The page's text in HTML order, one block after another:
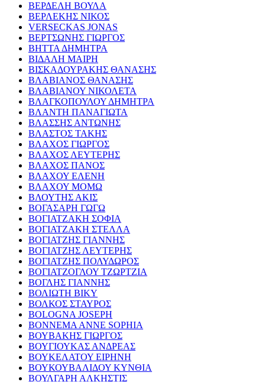
ΒΕΡΔΕΛΗ ΒΟΥΛΑ
ΒΕΡΛΕΚΗΣ ΝΙΚΟΣ
VERSECKAS JONAS
ΒΕΡΤΣΩΝΗΣ ΓΙΩΡΓΟΣ
ΒΗΤΤΑ ΔΗΜΗΤΡΑ
ΒΙΔΑΛΗ ΜΑΙΡΗ
ΒΙΣΚΑΔΟΥΡΑΚΗΣ ΘΑΝΑΣΗΣ
ΒΛΑΒΙΑΝΟΣ ΘΑΝΑΣΗΣ
ΒΛΑΒΙΑΝΟΥ ΝΙΚΟΛΕΤΑ
ΒΛΑΓΚΟΠΟΥΛΟΥ ΔΗΜΗΤΡΑ
ΒΛΑΝΤΗ ΠΑΝΑΓΙΩΤΑ
ΒΛΑΣΣΗΣ ΑΝΤΩΝΗΣ
ΒΛΑΣΤΟΣ ΤΑΚΗΣ
ΒΛΑΧΟΣ ΓΙΩΡΓΟΣ
ΒΛΑΧΟΣ ΛΕΥΤΕΡΗΣ
ΒΛΑΧΟΣ ΠΑΝΟΣ
ΒΛΑΧΟΥ ΕΛΕΝΗ
ΒΛΑΧΟΥ ΜΟΜΩ
ΒΛΟΥΤΗΣ ΑΚΙΣ
ΒΟΓΑΣΑΡΗ ΓΩΓΩ
ΒΟΓΙΑΤΖΑΚΗ ΣΟΦΙΑ
ΒΟΓΙΑΤΖΑΚΗ ΣΤΕΛΛΑ
ΒΟΓΙΑΤΖΗΣ ΓΙΑΝΝΗΣ
ΒΟΓΙΑΤΖΗΣ ΛΕΥΤΕΡΗΣ
ΒΟΓΙΑΤΖΗΣ ΠΟΛΥΔΩΡΟΣ
ΒΟΓΙΑΤΖΟΓΛΟΥ ΤΖΩΡΤΖΙΑ
ΒΟΓΛΗΣ ΓΙΑΝΝΗΣ
ΒΟΛΙΩΤΗ ΒΙΚΥ
ΒΟΛΚΟΣ ΣΤΑΥΡΟΣ
BOLOGNA JOSEPH
BONNEMA ANNE SOPHIA
ΒΟΥΒΑΚΗΣ ΓΙΩΡΓΟΣ
ΒΟΥΓΙΟΥΚΑΣ ΑΝΔΡΕΑΣ
ΒΟΥΚΕΛΑΤΟΥ ΕΙΡΗΝΗ
ΒΟΥΚΟΥΒΑΛΙΔΟΥ ΚΥΝΘΙΑ
ΒΟΥΛΓΑΡΗ ΑΛΚΗΣΤΙΣ